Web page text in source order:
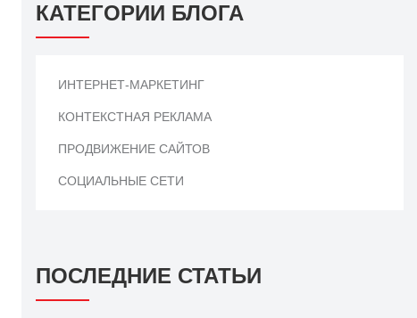
КАТЕГОРИИ БЛОГА
ИНТЕРНЕТ-МАРКЕТИНГ
КОНТЕКСТНАЯ РЕКЛАМА
ПРОДВИЖЕНИЕ САЙТОВ
СОЦИАЛЬНЫЕ СЕТИ
ПОСЛЕДНИЕ СТАТЬИ